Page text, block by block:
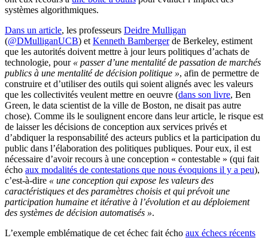
systèmes algorithmiques.
Dans un article, les professeurs Deidre Mulligan
(@DMulliganUCB) et Kenneth Bambergerde Berkeley, estiment
que les autorités doivent mettre à jour leurs politiques d’achats de
technologie, pour « passer d’une mentalité de passation de marchés
publics à une mentalité de décision politique », afin de permettre de
construire et d’utiliser des outils qui soient alignés avec les valeurs
que les collectivités veulent mettre en oeuvre (dans son livre, Ben
Green, le data scientist de la ville de Boston, ne disait pas autre
chose). Comme ils le soulignent encore dans leur article, le risque est
de laisser les décisions de conception aux services privés et
d’abdiquer la responsabilité des acteurs publics et la participation du
public dans l’élaboration des politiques publiques. Pour eux, il est
nécessaire d’avoir recours à une conception « contestable » (qui fait
écho aux modalités de contestations que nous évoquions il y a peu),
c’est-à-dire « une conception qui expose les valeurs des
caractéristiques et des paramètres choisis et qui prévoit une
participation humaine et itérative à l’évolution et au déploiement
des systèmes de décision automatisés ».
L’exemple emblématique de cet échec fait écho aux échecs récents